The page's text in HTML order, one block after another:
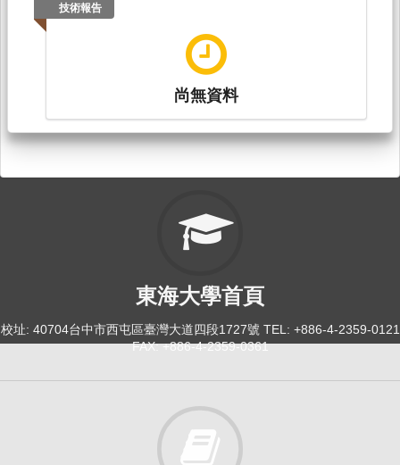
技術報告
尚無資料
東海大學首頁
校址: 40704台中市西屯區臺灣大道四段1727號 TEL: +886-4-2359-0121
FAX: +886-4-2359-0361